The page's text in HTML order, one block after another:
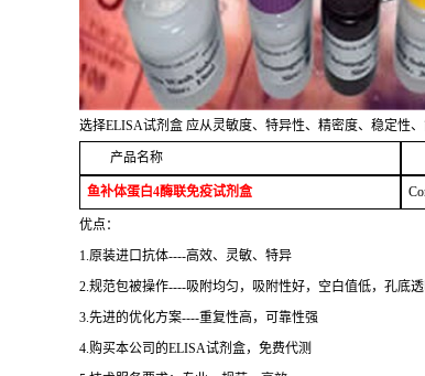
选择ELISA试剂盒 应从灵敏度、特异性、精密度、稳定性
产品名称
鱼补体蛋白 4酶联免疫试剂盒
优点：
1.原装进口抗体----高效、灵敏、特异
2.规范包被操作----吸附均匀，吸附性好，空白值低，孔底
3.先进的优化方案----重复性高，可靠性强
4.购买本公司的ELISA试剂盒，免费代测